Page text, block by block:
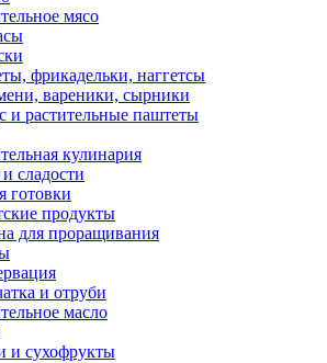
мясо
фрикадельки, наггетсы
вареники, сырники
и растительные паштеты
кулинария
сладости
готовки
продукты
для проращивания
и отруби
масло
и сухофрукты